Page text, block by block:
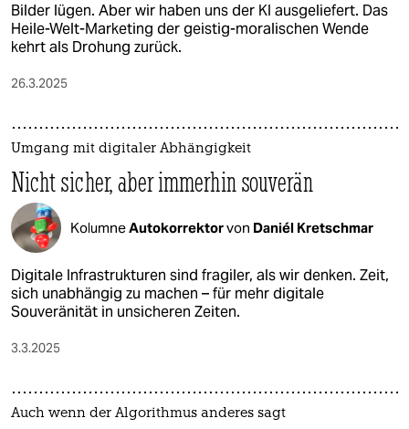
Bilder lügen. Aber wir haben uns der KI ausgeliefert. Das
Heile-Welt-Marketing der geistig-moralischen Wende
kehrt als Drohung zurück.
26.3.2025
Umgang mit digitaler Abhängigkeit
Nicht sicher, aber immerhin souverän
KolumneAutokorrektorvon Daniél Kretschmar
Digitale Infrastrukturen sind fragiler, als wir denken. Zeit,
sich unabhängig zu machen – für mehr digitale
Souveränität in unsicheren Zeiten.
3.3.2025
Auch wenn der Algorithmus anderes sagt